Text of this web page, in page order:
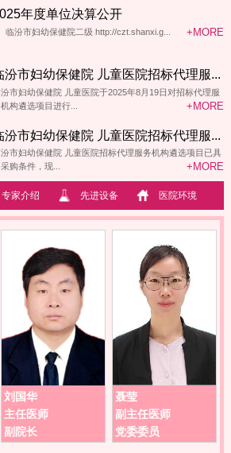
年度单位决算公开
临汾市妇幼保健院二级 http://czt.shanxi.g... +MORE
汾市妇幼保健院 儿童医院招标代理服...
市妇幼保健院 儿童医院于2025年8月19日对招标代理服
构遴选项目进行...
+MORE
汾市妇幼保健院 儿童医院招标代理服...
市妇幼保健院 儿童医院招标代理服务机构遴选项目已具
购条件，现...
+MORE
专家介绍 先进设备 医院环境
国华
任医师
院长
聂莹
副主任医师
党委委员